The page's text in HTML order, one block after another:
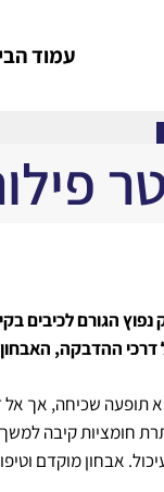
עמוד
נפוץ הגורם
דרכי ההדבקה, האבחון
תופעה שכיחה, אך
חומציות קיבה
אבחון מוקדם